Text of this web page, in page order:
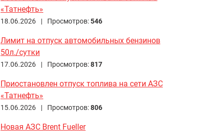
«Татнефть»
18.06.2026 | Просмотров:546
Лимит на отпуск автомобильных бензинов
50л./сутки
17.06.2026 | Просмотров:817
Приостановлен отпуск топлива на сети АЗС
«Татнефть»
15.06.2026 | Просмотров:806
Новая АЗС Brent Fueller